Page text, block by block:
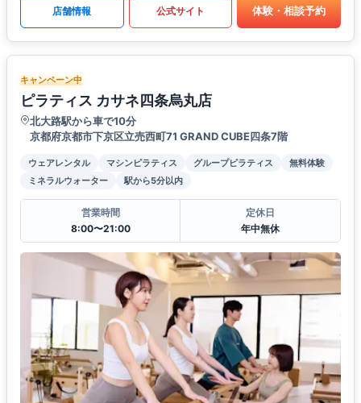
店舗情報 公式サイト 体験・相談予約
キャンペーン中
ピラティス カサネ四条烏丸店
北大路駅から車で10分
京都府京都市下京区立売西町71 GRAND CUBE四条7階
ウェアレンタル マシンピラティス グループピラティス
無料体験
ミネラルウォーター
駅から5分以内
営業時間
8:00〜21:00
定休日
年中無休